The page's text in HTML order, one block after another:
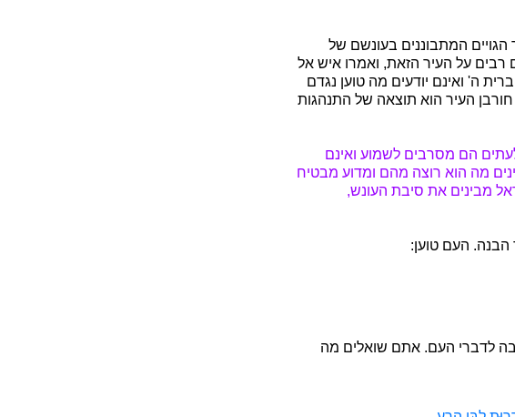
המתבוננים בעונשם של
רבים על העיר הזאת, ואמרו איש אל
ה' ואינם יודעים מה טוען נגדם
העיר הוא תוצאה של התנהגות
הם מסרבים לשמוע ואינם
מה הוא רוצה מהם ומדוע מבטיח
מבינים את סיבת העונש,
הבנה. העם טוען:
לדברי העם. אתם שואלים מה